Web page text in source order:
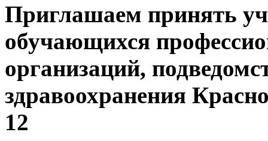
Приглашаем принять
обучающихся
организаций,
здравоохранения
12